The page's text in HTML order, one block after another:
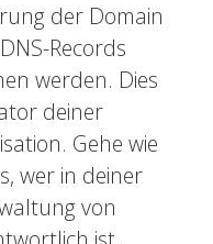
der Domain
Records
werden. Dies
deiner
Gehe wie
wer in deiner
von